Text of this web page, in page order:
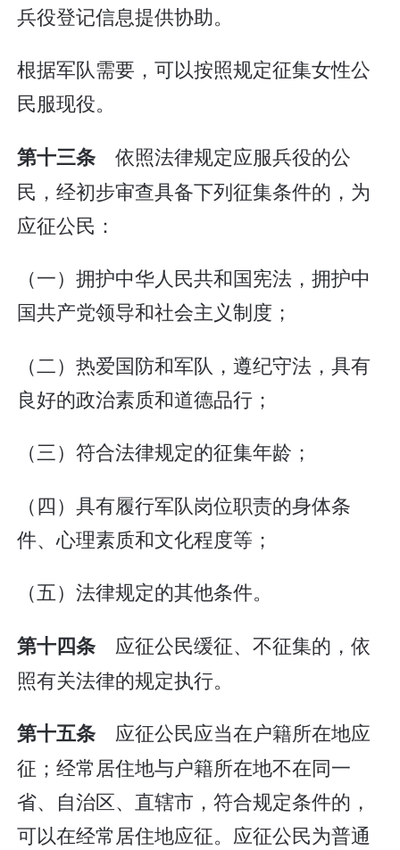
兵役登记信息提供协助。
根据军队需要，可以按照规定征集女性公
民服现役。
第十三条 依照法律规定应服兵役的公
民，经初步审查具备下列征集条件的，为
应征公民：
（一）拥护中华人民共和国宪法，拥护中
国共产党领导和社会主义制度；
（二）热爱国防和军队，遵纪守法，具有
良好的政治素质和道德品行；
（三）符合法律规定的征集年龄；
（四）具有履行军队岗位职责的身体条
件、心理素质和文化程度等；
（五）法律规定的其他条件。
第十四条 应征公民缓征、不征集的，依
照有关法律的规定执行。
第十五条 应征公民应当在户籍所在地应
征；经常居住地与户籍所在地不在同一
省、自治区、直辖市，符合规定条件的，
可以在经常居住地应征。应征公民为普通